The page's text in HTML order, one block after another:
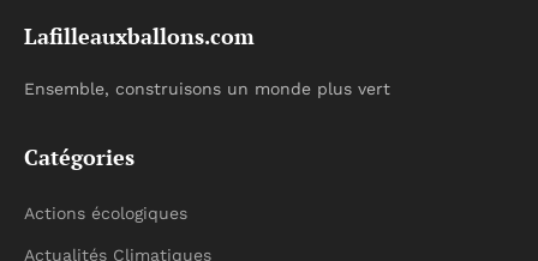
Lafilleauxballons.com
Ensemble, construisons un monde plus vert
Catégories
Actions écologiques
Actualités Climatiques